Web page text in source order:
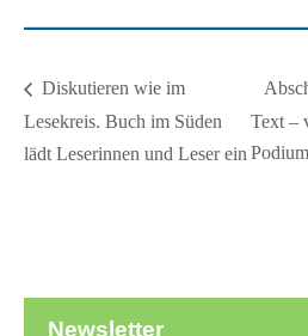
Diskutieren wie im
Lesekreis. Buch im Süden
lädt Leserinnen und Leser ein
Text –
Newsletter